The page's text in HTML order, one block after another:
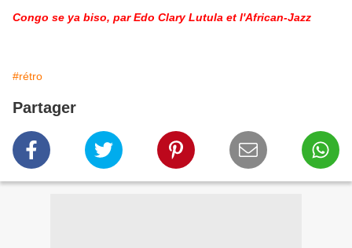
Congo se ya biso, par Edo Clary Lutula et l'African-Jazz
#rétro
Partager